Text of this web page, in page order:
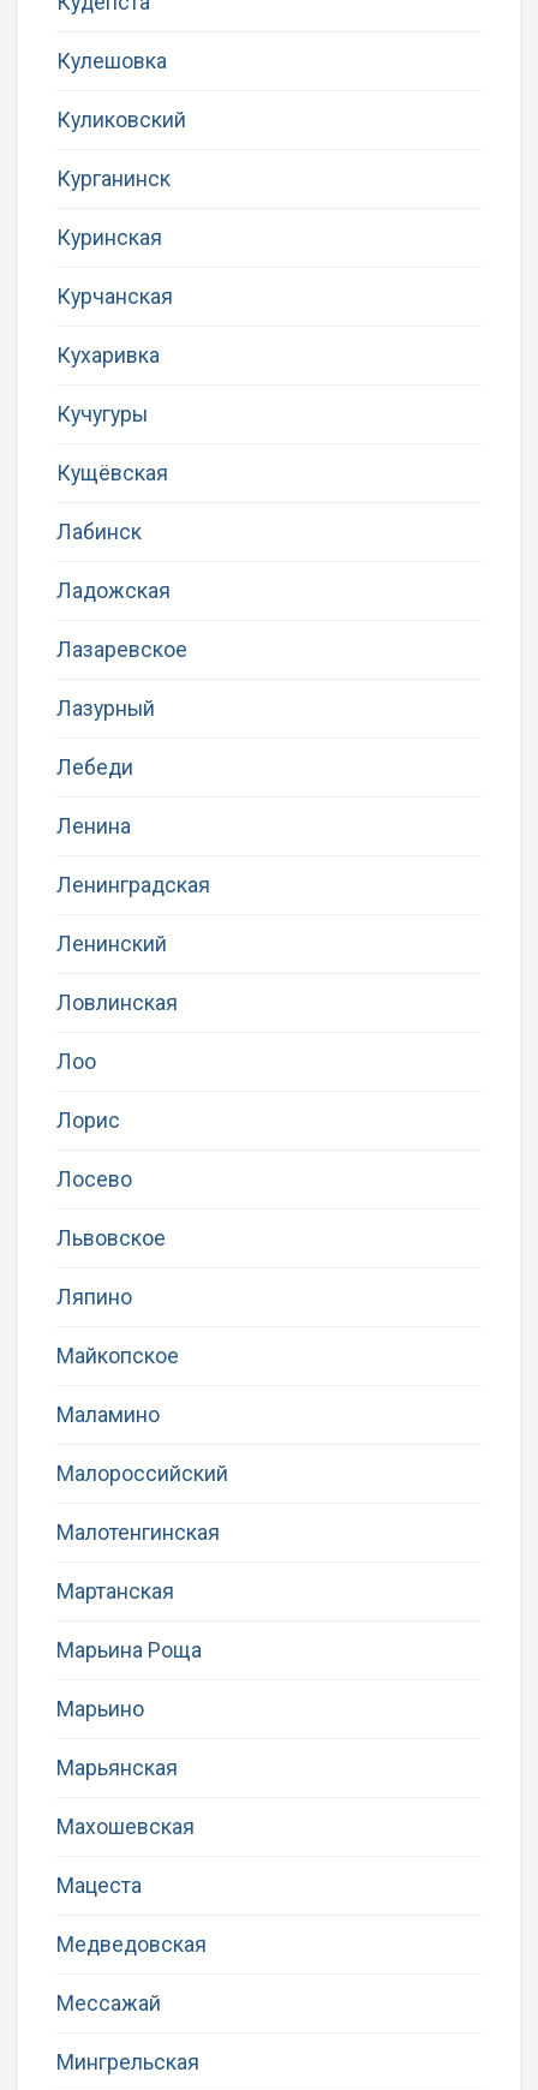
Кулешовка
Куликовский
Курганинск
Куринская
Курчанская
Кухаривка
Кучугуры
Кущёвская
Лабинск
Ладожская
Лазаревское
Лазурный
Лебеди
Ленина
Ленинградская
Ленинский
Ловлинская
Лоо
Лорис
Лосево
Львовское
Ляпино
Майкопское
Маламино
Малороссийский
Малотенгинская
Мартанская
Марьина Роща
Марьино
Марьянская
Махошевская
Мацеста
Медведовская
Мессажай
Мингрельская